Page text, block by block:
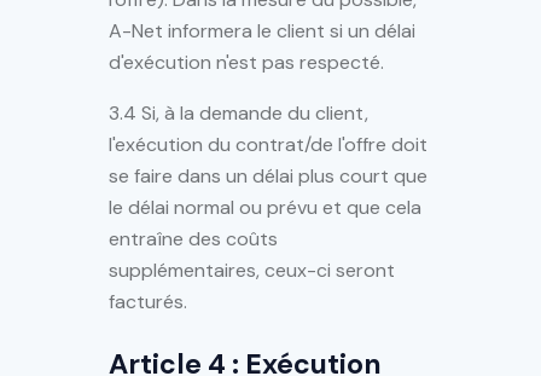
A-Net informera le client si un délai
d'exécution n'est pas respecté.
3.4 Si, à la demande du client,
l'exécution du contrat/de l'offre doit
se faire dans un délai plus court que
le délai normal ou prévu et que cela
entraîne des coûts
supplémentaires, ceux-ci seront
facturés.
Article 4 : Exécution